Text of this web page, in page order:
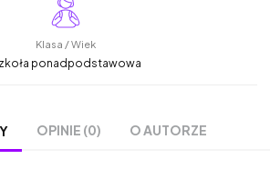
Klasa / Wiek
ponadpodstawowa
OPINIE (0) O AUTORZE